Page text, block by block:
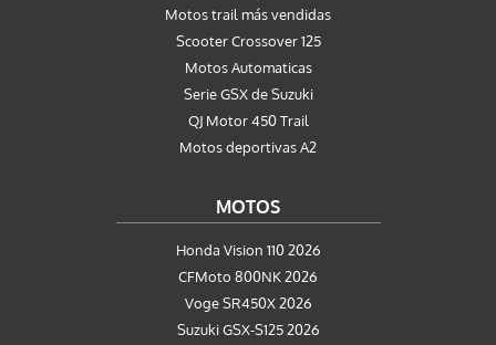
Motos trail más vendidas
Scooter Crossover 125
Motos Automaticas
Serie GSX de Suzuki
QJ Motor 450 Trail
Motos deportivas A2
MOTOS
Honda Vision 110 2026
CFMoto 800NK 2026
Voge SR450X 2026
Suzuki GSX-S125 2026